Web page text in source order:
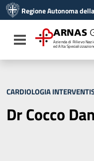
Vai al menu di
Vai al footer
Regione Autonoma
Toggle navigation
ARNAS
Azienda di Rilievo
ed Alta
CARDIOLOGIA
Dr Cocco